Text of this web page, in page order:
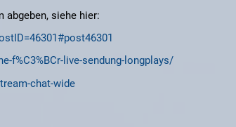
abgeben, siehe hier:
f%C3%BCr-live-sendung-longplays/
chat-wide